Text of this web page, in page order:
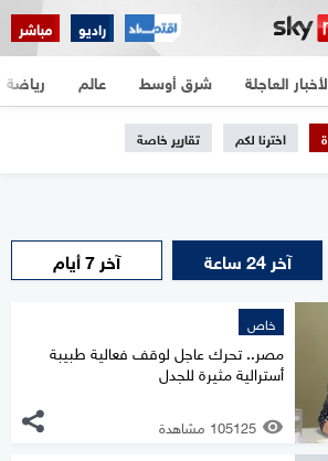
راديو مباشر
العاجلة شرق أوسط عالم رياضة
اخترنا لكم تقارير خاصة
آخر 24 ساعة آخر 7 أيام
خاص
مصر.. تحرك عاجل لوقف فعالية طبيبة
أسترالية مثيرة للجدل
105125 مشاهدة